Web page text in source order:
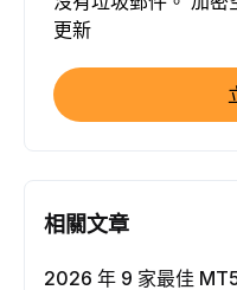
更新
相關文章
2026 年 9 家最佳